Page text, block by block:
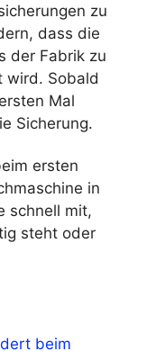
zu
dass die
der Fabrik zu
wird. Sobald
Mal
Sicherung.
ersten
in
schnell mit,
steht oder
beim